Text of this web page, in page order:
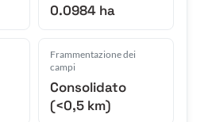
0.0984 ha
Frammentazione dei
campi
Consolidato
(<0,5 km)